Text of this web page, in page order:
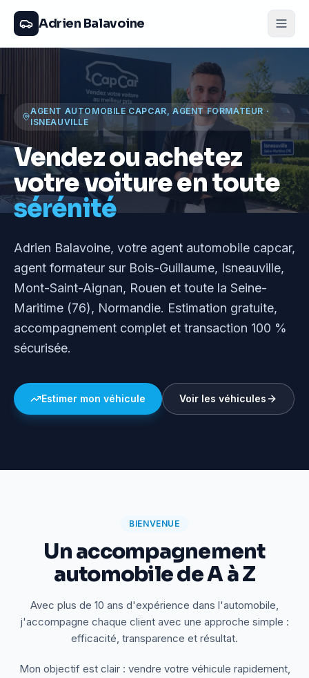
Adrien Balavoine
AGENT AUTOMOBILE CAPCAR, AGENT FORMATEUR ·
ISNEAUVILLE
Vendez ou achetez
votre voiture en toute
sérénité
Adrien Balavoine, votre agent automobile capcar,
agent formateur sur Bois-Guillaume, Isneauville,
Mont-Saint-Aignan, Rouen et toute la Seine-
Maritime (76), Normandie. Estimation gratuite,
accompagnement complet et transaction 100 %
sécurisée.
Estimer mon véhicule Voir les véhicules
BIENVENUE
Un accompagnement
automobile de A à Z
Avec plus de 10 ans d'expérience dans l'automobile,
j'accompagne chaque client avec une approche simple :
efficacité, transparence et résultat.
Mon objectif est clair : vendre votre véhicule rapidement,